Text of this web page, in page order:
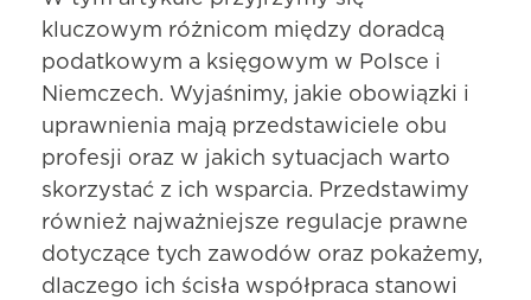
kluczowym różnicom między doradcą
podatkowym a księgowym w Polsce i
Niemczech. Wyjaśnimy, jakie obowiązki i
uprawnienia mają przedstawiciele obu
profesji oraz w jakich sytuacjach warto
skorzystać z ich wsparcia. Przedstawimy
również najważniejsze regulacje prawne
dotyczące tych zawodów oraz pokażemy,
dlaczego ich ścisła współpraca stanowi